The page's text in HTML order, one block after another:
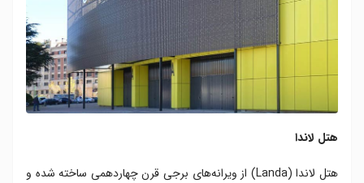
هتل لاندا
هتل لاندا (Landa) از ویرانه‌های برجی قرن چهاردهمی ساخته شده و